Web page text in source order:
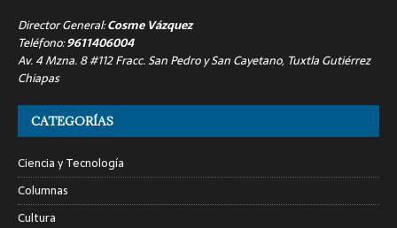
Director General:Cosme Vázquez
Teléfono:9611406004
Av. 4 Mzna. 8 #112 Fracc. San Pedro y San Cayetano, Tuxtla Gutiérrez
Chiapas
CATEGORÍAS
Ciencia y Tecnología
Columnas
Cultura